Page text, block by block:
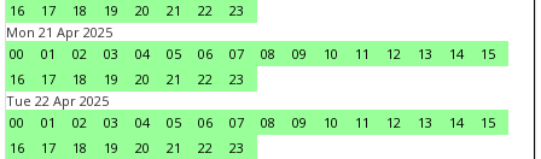
16
17 18 19 20 21 22
23
Mon 21 Apr 2025
00
01 02 03 04 05 06 07 08 09 10 11 12 13 14
15
16
17 18 19 20 21 22
23
Tue 22 Apr 2025
00
01 02 03 04 05 06 07 08 09 10 11 12 13 14
15
16
17 18 19 20 21 22
23